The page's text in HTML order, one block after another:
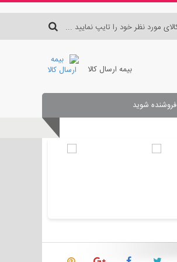
بیمه ارسال کالا
فروشنده شوید